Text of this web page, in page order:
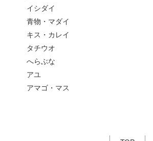
イシダイ
青物・マダイ
キス・カレイ
タチウオ
へらぶな
アユ
アマゴ・マス